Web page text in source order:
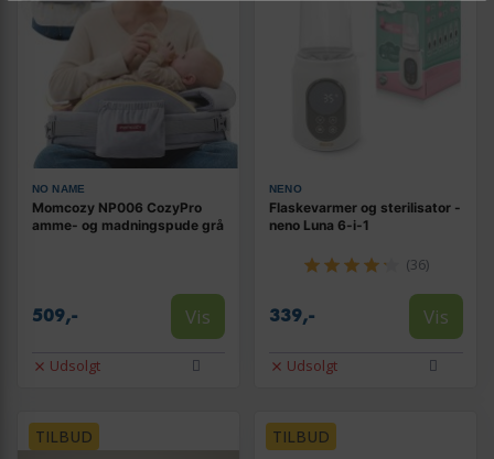
NO NAME
Momcozy NP006 CozyPro
amme- og madningspude grå
509,- Vis
Udsolgt
NENO
Flaskevarmer og sterilisator -
neno Luna 6-i-1
(36)
339,- Vis
Udsolgt
TILBUD TILBUD